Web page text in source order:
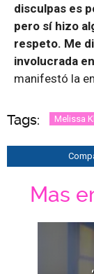
disculpas es
pero sí hizo
respeto. Me
involucrada
manifestó la
Tags: Melissa
Mas